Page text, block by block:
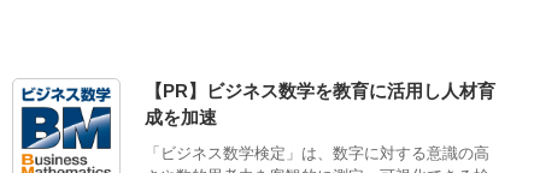
【PR】ビジネス数学を教育に活用し人材育
成を加速
「ビジネス数学検定」は、数字に対する意識の高